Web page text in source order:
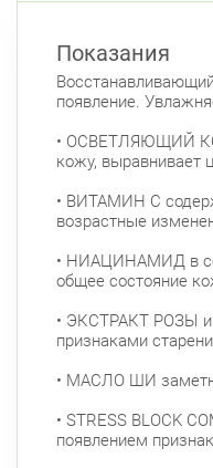
Показания
появление.
• ОСВЕТЛЯЮЩИЙ
кожу, выравнивает
• ВИТАМИН С
возрастные
• НИАЦИНАМИД в
общее состояние
• ЭКСТРАКТ РОЗЫ и
признаками
• МАСЛО ШИ
• STRESS BLOCK
появлением